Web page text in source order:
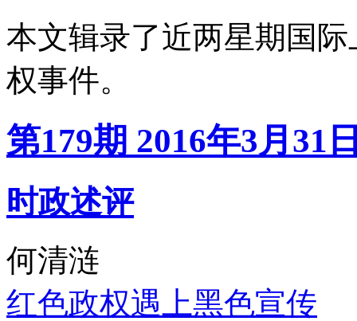
本文辑录了近两星期国
权事件。
第179期 2016年3月31
时政述评
何清涟
红色政权遇上黑色宣传